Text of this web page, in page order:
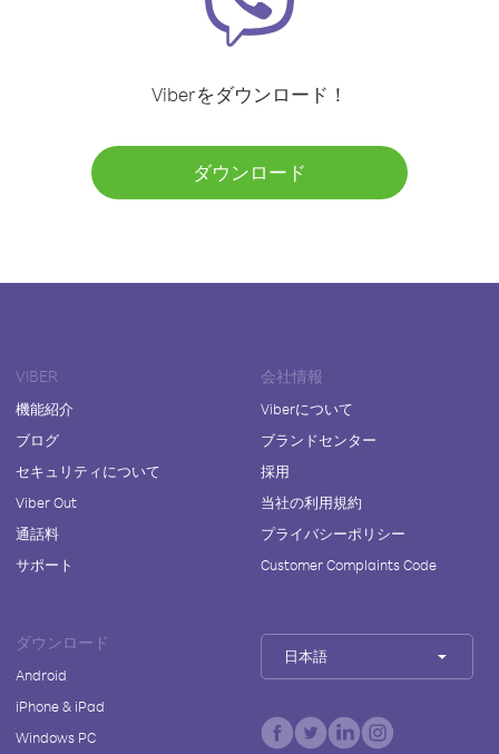
Viberをダウンロード！
ダウンロード
VIBER
機能紹介
ブログ
セキュリティについて
Viber Out
通話料
サポート
会社情報
Viberについて
ブランドセンター
採用
当社の利用規約
プライバシーポリシー
Customer Complaints Code
ダウンロード
Android
iPhone & iPad
Windows PC
日本語